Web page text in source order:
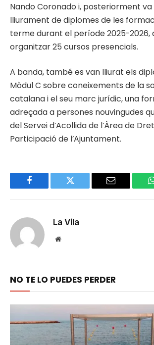
Nando Coronado i, posteriorment
lliurament de diplomes de les
terme durant el període 2025-2026,
organitzar 25 cursos presencials.
A banda, també es van lliurat els
Mòdul C sobre coneixements de la
catalana i el seu marc jurídic, una
adreçada a persones nouvingudes
del Servei d’Acollida de l’Àrea de
Participació de l’Ajuntament.
Facebook Twitter Email
La Vila
Website
NO TE LO PUEDES PERDER